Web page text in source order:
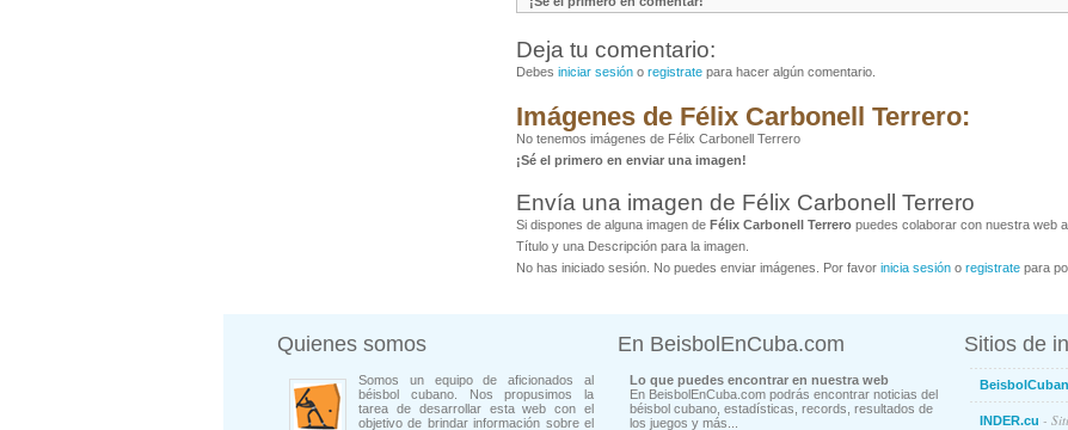
Deja tu comentario:
Debes iniciar sesión o registrate para hacer algún comentario.
Imágenes de Félix Carbonell Terrero:
No tenemos imágenes de Félix Carbonell Terrero
¡Sé el primero en enviar una imagen!
Envía una imagen de Félix Carbonell Terrero
Si dispones de alguna imagen de Félix Carbonell Terrero puedes colaborar con nuestra web
Título y una Descripción para la imagen.
No has iniciado sesión. No puedes enviar imágenes. Por favor inicia sesión o registrate para
Quienes somos
Somos un equipo de aficionados al
béisbol cubano. Nos propusimos la
tarea de desarrollar esta web con el
objetivo de brindar información sobre el
En BeisbolEnCuba.com
Lo que puedes encontrar en nuestra web
En BeisbolEnCuba.com podrás encontrar noticias del
béisbol cubano, estadísticas, records, resultados de
los juegos y más...
Sitios de
INDER.cu -